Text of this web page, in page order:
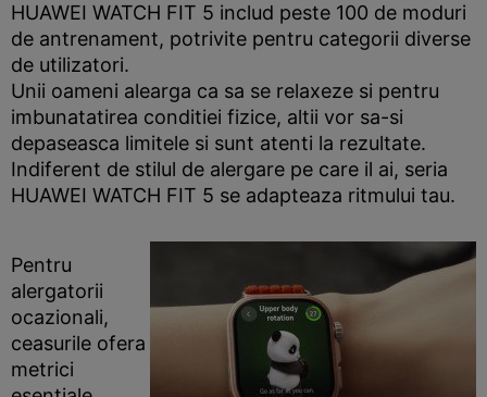
HUAWEI WATCH FIT 5 includ peste 100 de moduri
de antrenament, potrivite pentru categorii diverse
de utilizatori.
Unii oameni alearga ca sa se relaxeze si pentru
imbunatatirea conditiei fizice, altii vor sa-si
depaseasca limitele si sunt atenti la rezultate.
Indiferent de stilul de alergare pe care il ai, seria
HUAWEI WATCH FIT 5 se adapteaza ritmului tau.
Pentru
alergatorii
ocazionali,
ceasurile ofera
metrici